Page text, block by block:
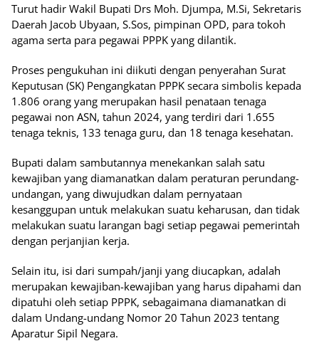
Turut hadir Wakil Bupati Drs Moh. Djumpa, M.Si, Sekretaris
Daerah Jacob Ubyaan, S.Sos, pimpinan OPD, para tokoh
agama serta para pegawai PPPK yang dilantik.
Proses pengukuhan ini diikuti dengan penyerahan Surat
Keputusan (SK) Pengangkatan PPPK secara simbolis kepada
1.806 orang yang merupakan hasil penataan tenaga
pegawai non ASN, tahun 2024, yang terdiri dari 1.655
tenaga teknis, 133 tenaga guru, dan 18 tenaga kesehatan.
Bupati dalam sambutannya menekankan salah satu
kewajiban yang diamanatkan dalam peraturan perundang-
undangan, yang diwujudkan dalam pernyataan
kesanggupan untuk melakukan suatu keharusan, dan tidak
melakukan suatu larangan bagi setiap pegawai pemerintah
dengan perjanjian kerja.
Selain itu, isi dari sumpah/janji yang diucapkan, adalah
merupakan kewajiban-kewajiban yang harus dipahami dan
dipatuhi oleh setiap PPPK, sebagaimana diamanatkan di
dalam Undang-undang Nomor 20 Tahun 2023 tentang
Aparatur Sipil Negara.